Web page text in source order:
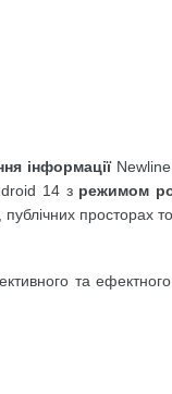
інформаціїNewline
14 з режимом
просторах
та